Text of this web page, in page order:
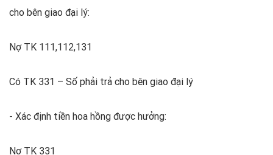
cho bên giao đại lý:
Nợ TK 111,112,131
Có TK 331 – Số phải trả cho bên giao đại lý
- Xác định tiền hoa hồng được hưởng:
Nợ TK 331